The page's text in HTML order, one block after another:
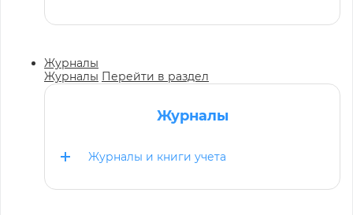
Журналы
Журналы Перейти в раздел
Журналы
Журналы и книги учета